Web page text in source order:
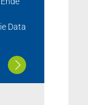
Data